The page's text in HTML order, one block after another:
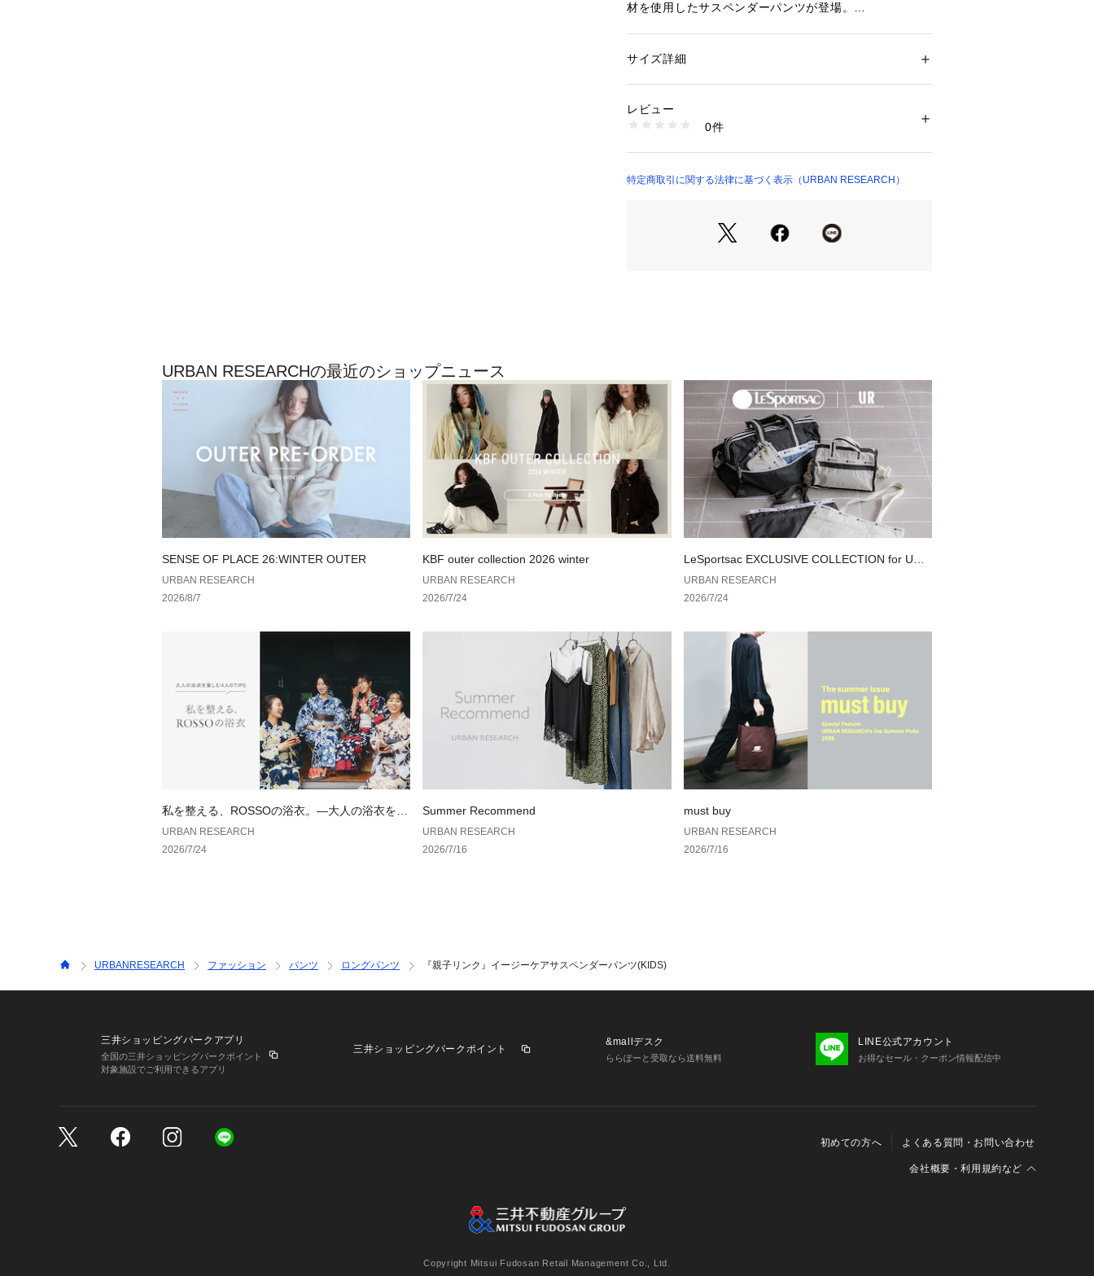
材を使用したサスペンダーパンツが登場。
トップスの合わせ次第では、七五三や発表会といったフ
るアイテムです。
・インナー次第でロングシーズン活躍
DR36-24T202　イージーケアサスペンダーパンツ
105=100～110cm
120=115～125cm
135=130～140cm
※サイズは目安です。採寸表をご参照ください。
※商品画像は、光の当たり具合やパソコンなどの閲覧環
境により、実際の色味と異なって見える場合がございま
す。予めご了承ください。
※商品の色味の目安は、商品単体の画像をご参照くださ
い。
や在庫状況の確認が可能です。
透け感：なし
伸縮性：なし
裏地：なし
光沢：なし
ポケット：あり
性別：キッズ・ベビー
洗濯：-
※詳しい洗濯方法については、商品の品質表示タグをご覧くださ
商品番号：1650000125306 （モール）
サイズ詳細
レビュー
0件
特定商取引に関する法律に基づく表示（URBAN RESEARCH）
URBAN RESEARCHの最近のショップニュース
SENSE OF PLACE 26:WINTER OUTER
URBAN RESEARCH
2026/8/7
KBF outer collection 2026 winter
URBAN RESEARCH
2026/7/24
LeSportsac EXCLUSIVE COLLECTION for URB
AN RESEARCH
URBAN RESEARCH
2026/7/24
私を整える、ROSSOの浴衣。—大人の浴衣を楽
しむ、4人のTIPS—
URBAN RESEARCH
2026/7/24
Summer Recommend
URBAN RESEARCH
2026/7/16
must buy
URBAN RESEARCH
2026/7/16
URBANRESEARCH ファッション パンツ ロングパンツ 『親子リンク』イージーケアサスペンダーパンツ(KIDS)
三井ショッピングパークアプリ
全国の三井ショッピングパークポイント
対象施設でご利用できるアプリ
三井ショッピングパークポイント
&mallデスク
ららぽーと受取なら送料無料
LINE公式アカウント
お得なセール・クーポン情報配信中
初めての方へ よくある質問・お問い合わせ
会社概要・利用規約など
個人情報保護方針 個人情報の取り扱いについて
Copyright Mitsui Fudosan Retail Management Co., Ltd.